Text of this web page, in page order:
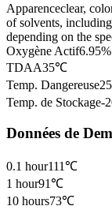
Apparenceclear,
of solvents,
depending on the
Oxygène Actif6.95%
TDAA35℃
Temp. Dangereuse
Temp. de Stockage-
Données de
0.1 hour111℃
1 hour91℃
10 hours73℃